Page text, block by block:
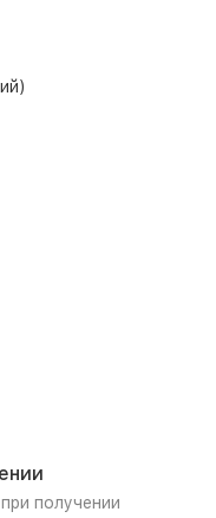
получении